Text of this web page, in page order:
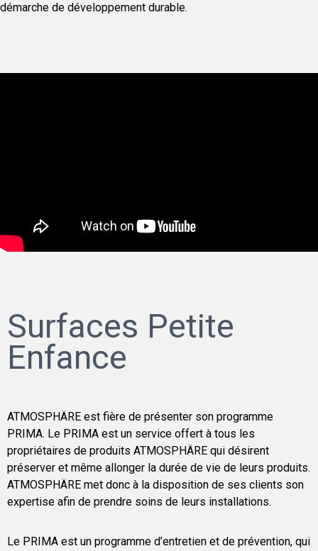
démarche de développement durable.
Surfaces Petite
Enfance
ATMOSPHÄRE est fière de présenter son programme
PRIMA. Le PRIMA est un service offert à tous les
propriétaires de produits ATMOSPHÄRE qui désirent
préserver et même allonger la durée de vie de leurs produits.
ATMOSPHÄRE met donc à la disposition de ses clients son
expertise afin de prendre soins de leurs installations.
Le PRIMA est un programme d’entretien et de prévention, qui